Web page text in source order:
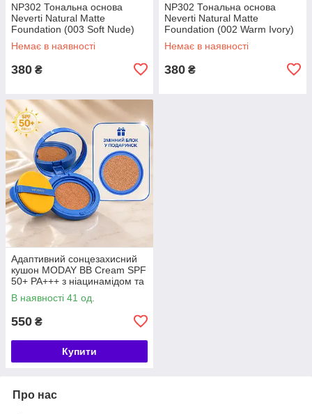
NP302 Тональна основа
Neverti Natural Matte
Foundation (003 Soft Nude)
Немає в наявності
380 ₴
NP302 Тональна основа
Neverti Natural Matte
Foundation (002 Warm Ivory)
Немає в наявності
380 ₴
Адаптивний сонцезахисний
кушон MODAY BB Cream SPF
50+ PA+++ з ніацинамідом та
пантенолом, 15 г
В наявності 41 од.
550 ₴
Купити
Про нас